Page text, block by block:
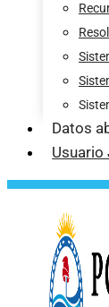
Datos
Usuario